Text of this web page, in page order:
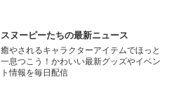
スヌーピーたちの最新ニュース
癒やされるキャラクターアイテムでほっと
一息つこう！かわいい最新グッズやイベン
ト情報を毎日配信